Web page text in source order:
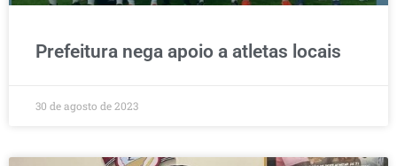
Prefeitura nega apoio a atletas locais
30 de agosto de 2023